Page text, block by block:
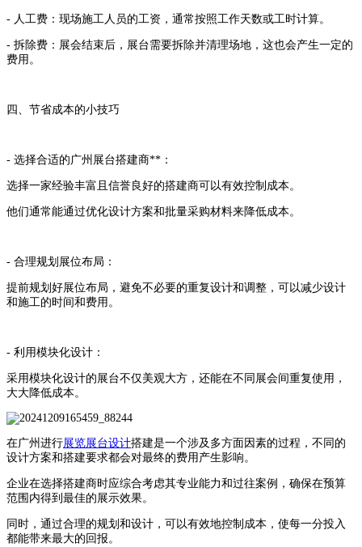
- 人工费：现场施工人员的工资，通常按照工作天数或工时计算。
- 拆除费：展会结束后，展台需要拆除并清理场地，这也会产生一定的
费用。
四、节省成本的小技巧
- 选择合适的广州展台搭建商**：
选择一家经验丰富且信誉良好的搭建商可以有效控制成本。
他们通常能通过优化设计方案和批量采购材料来降低成本。
- 合理规划展位布局：
提前规划好展位布局，避免不必要的重复设计和调整，可以减少设计
和施工的时间和费用。
- 利用模块化设计：
采用模块化设计的展台不仅美观大方，还能在不同展会间重复使用，
大大降低成本。
在广州进行展览展台设计搭建是一个涉及多方面因素的过程，不同的
设计方案和搭建要求都会对最终的费用产生影响。
企业在选择搭建商时应综合考虑其专业能力和过往案例，确保在预算
范围内得到最佳的展示效果。
同时，通过合理的规划和设计，可以有效地控制成本，使每一分投入
都能带来最大的回报。